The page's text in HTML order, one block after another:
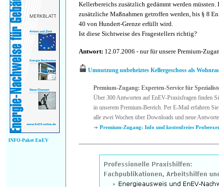
INFO-Paket EnEV
Kellerbereichs zusätzlich gedämmt werden müssten.
zusätzliche Maßnahmen getroffen werden, bis § 8
40 von Hundert-Grenze erfüllt wird.
Ist diese Sichtweise des Fragestellers richtig?
Antwort: 12.07.2006 - nur für unsere Premium-
Umnutzung unbeheiztes Kellergeschoss als
Premium-Zugang: Experten-Service für
Über 300 Antworten auf EnEV-Praxisfragen finden
in unserem Premium-Bereich. Per E-Mail erfahren
alle zwei Wochen über Downloads und neue
Premium-Zugang: Info und kostenfreies